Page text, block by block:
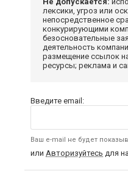
лексики, угроз или
непосредственное
конкурирующими
безосновательные
деятельность
размещение ссылок
ресурсы; реклама и
Введите email:
Ваш e-mail не будет
или Авторизуйтесь для